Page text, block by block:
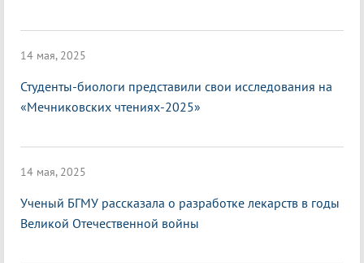
14 мая, 2025
Студенты-биологи представили свои исследования на
«Мечниковских чтениях-2025»
14 мая, 2025
Ученый БГМУ рассказала о разработке лекарств в годы
Великой Отечественной войны